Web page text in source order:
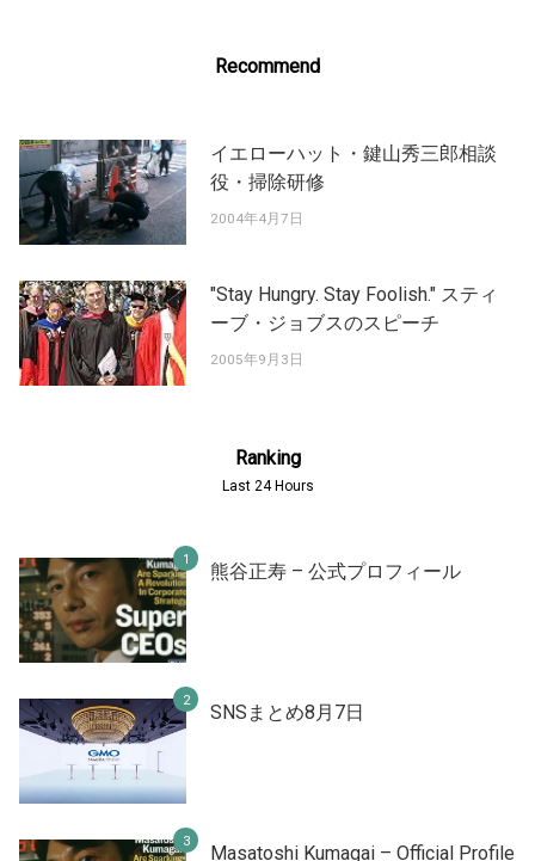
Recommend
イエローハット・鍵山秀三郎相談
役・掃除研修
2004年4月7日
"Stay Hungry. Stay Foolish." スティ
ーブ・ジョブスのスピーチ
2005年9月3日
Ranking
Last 24 Hours
熊谷正寿 – 公式プロフィール
SNSまとめ8月7日
Masatoshi Kumagai – Official Profile